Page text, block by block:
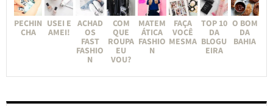
PECHIN
CHA
USEI E
AMEI!
ACHAD
OS
FAST
FASHIO
N
COM
QUE
ROUPA
EU
VOU?
MATEM
ÁTICA
FASHIO
N
FAÇA
VOCÊ
MESMA
TOP 10
DA
BLOGU
EIRA
O BOM
DA
BAHIA